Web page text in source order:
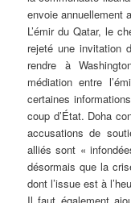
envoie annuellement
L’émir du Qatar, le
rejeté une invitation
rendre à
médiation entre
certaines
coup d’État. Doha
accusations de
alliés sont «
désormais que la
dont l’issue est à